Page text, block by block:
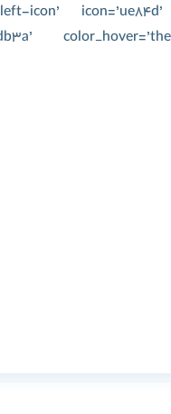
left-icon’